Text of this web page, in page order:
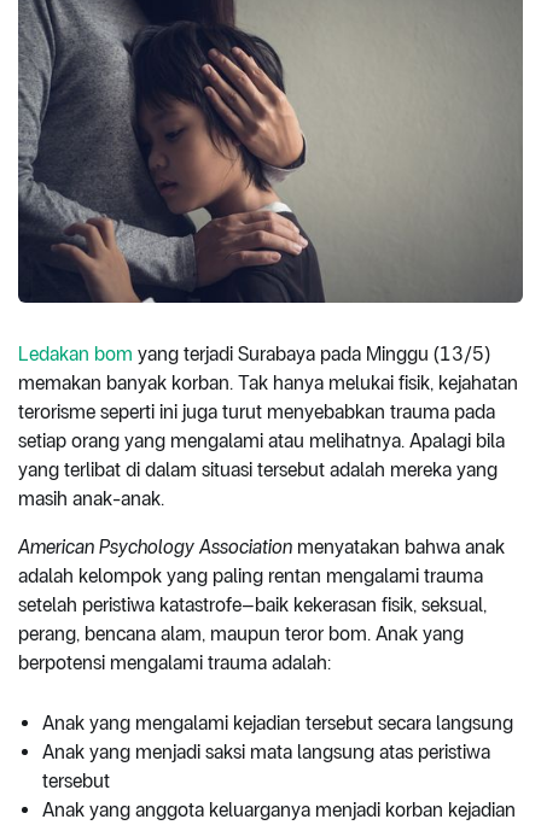
Ledakan bom yang terjadi Surabaya pada Minggu (13/5)
memakan banyak korban. Tak hanya melukai fisik, kejahatan
terorisme seperti ini juga turut menyebabkan trauma pada
setiap orang yang mengalami atau melihatnya. Apalagi bila
yang terlibat di dalam situasi tersebut adalah mereka yang
masih anak-anak.
American Psychology Association menyatakan bahwa anak
adalah kelompok yang paling rentan mengalami trauma
setelah peristiwa katastrofe–baik kekerasan fisik, seksual,
perang, bencana alam, maupun teror bom. Anak yang
berpotensi mengalami trauma adalah:
Anak yang mengalami kejadian tersebut secara langsung
Anak yang menjadi saksi mata langsung atas peristiwa
tersebut
Anak yang anggota keluarganya menjadi korban kejadian